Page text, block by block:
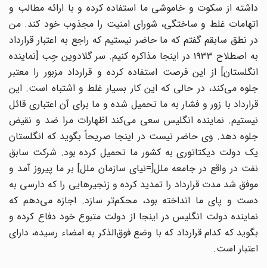
داشته از سکوت و خاموشی ما استفاده کرده و با ارائه مطالب و
اتهامات غلط و ساختگی، شورای امنیت را مجذوب خود کند. من
در نطق سابقم گفتم که ما حاضر نیستیم که راجع به اعتبار قرارداد
به اصطلاح ۱۹۳۳ در اینجا مذاکره کنیم. سر گلادوین جِب [نماینده
انگلستان] از این فرصت استفاده کرده و قرارداد مزبور را معتبر
جلوه می‌کند، در حالی که این کار بسیار غلط و اشتباه است. این
قرارداد با زور و فشار به ما تحمیل شده و ما برای آن اعتباری قائل
نیستیم. نماینده انگلیس سعی می‌کند اظهارات مرا ضد و نقیض
جلوه دهد. وی حاضر نیست در اینجا صریحاً بگوید که انگلستان
یک دولت دیکتاتوری به کشور ما تحمیل کرده بود. شرکت سابق
نفت در واقع در جامعه ملل[=نیای سازمان ملل] بر ما پیروز آمد و
موفق شد مدت قرارداد را تمدید کرده و زنجیرهایی را که دارسی به
دست و پای ما انداخته بود، محکم‌تر سازد. اجازه می‌دهم که
نماینده دولت انگلیس در اینجا از دولت متبوع خود دفاع کرده و
بگوید که کدام قرارداد که با وضع فوق‌الذکر به امضاء رسیده، دارای
اعتبار است.